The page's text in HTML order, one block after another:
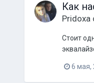
Как
Pridoxa
Стоит
6 мая,